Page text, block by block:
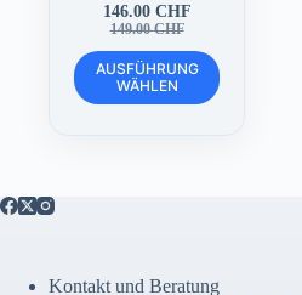
149.00CHF
Ursprünglicher
Preis
war:
149.00 CHF
146.00 CHF
Aktueller
Preis
ist:
146.00 CHF.
AUSFÜHRUNG
WÄHLEN
Dieses
Produkt
weist
der
Kontakt und Beratung